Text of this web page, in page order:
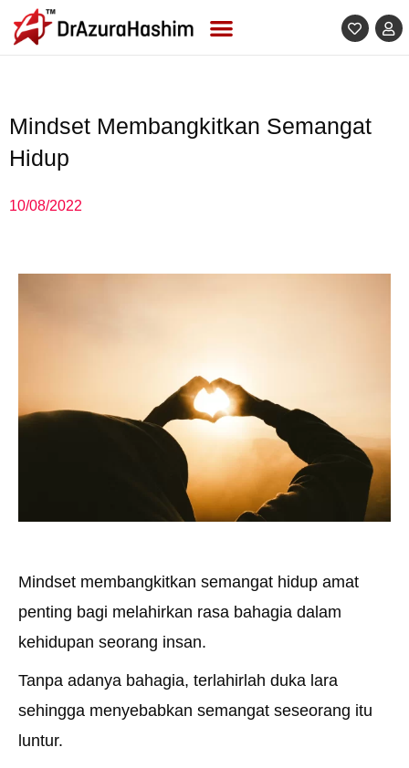
content
Mindset Membangkitkan Semangat
Hidup
10/08/2022
Mindset membangkitkan semangat hidup amat
penting bagi melahirkan rasa bahagia dalam
kehidupan seorang insan.
Tanpa adanya bahagia, terlahirlah duka lara
sehingga menyebabkan semangat seseorang itu
luntur.